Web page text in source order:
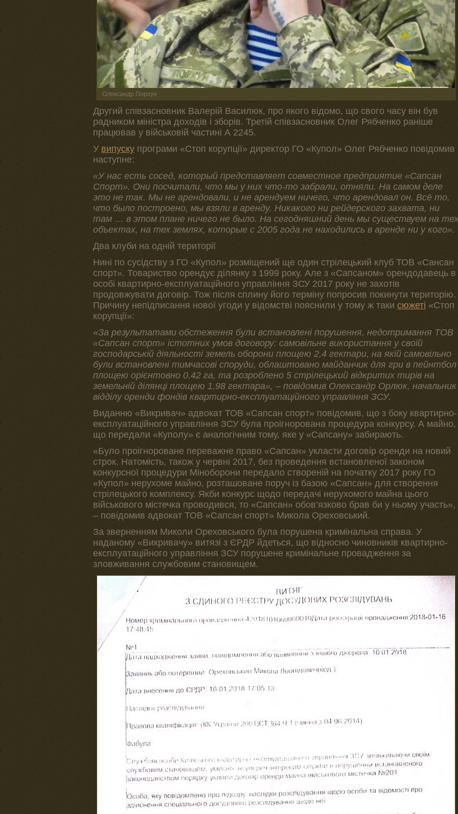
Олександр Порхун
Другий співзасновник Валерій Василюк, про якого відомо, що свого часу він був
радником міністра доходів і зборів. Третій співзасновник Олег Рябченко раніше
працював у військовій частині А 2245.
У випуску програми «Стоп корупції» директор ГО «Купол» Олег Рябченко повідомив
наступне:
«У нас есть сосед, который представляет совместное предприятие «Сапсан
Спорт». Они посчитали, что мы у них что-то забрали, отняли. На самом деле
это не так. Мы не арендовали, и не арендуем ничего, что арендовал он. Всё то,
что было построено, мы взяли в аренду. Никакого ни рейдерского захвата, ни
там … в этом плане ничего не было. На сегодняшний день мы существуем на тех
объектах, на тех землях, которые с 2005 года не находились в аренде ни у кого».
Два клуби на одній території
Нині по сусідству з ГО «Купол» розміщений ще один стрілецький клуб ТОВ «Сансан
спорт». Товариство орендує ділянку з 1999 року. Але з «Сапсаном» орендодавець в
особі квартирно-експлуатаційного управління ЗСУ 2017 року не захотів
продовжувати договір. Тож після сплину його терміну попросив покинути територію.
Причину непідписання нової угоди у відомстві пояснили у тому ж таки сюжеті «Стоп
корупції»:
«За результатами обстеження були встановлені порушення, недотримання ТОВ
«Сапсан спорт» істотних умов договору: самовільне використання у своїй
господарській діяльності земель оборони площею 2,4 гектари, на якій самовільно
були встановлені тимчасові споруди, облаштовано майданчик для гри в пейнтбол
площею орієнтовно 0,42 га, та розроблено 5 стрілецький відкритих тирів на
земельній ділянці площею 1,98 гектара», – повідомив Олександр Орлюк, начальник
відділу оренди фондів квартирно-експлуатаційного управління ЗСУ.
Виданню «Викривач» адвокат ТОВ «Сапсан спорт» повідомив, що з боку квартирно-
експлуатаційного управління ЗСУ була проігнорована процедура конкурсу. А майно,
що передали «Куполу» є аналогічним тому, яке у «Сапсану» забирають.
«Було проігнороване переважне право «Сапсан» укласти договір оренди на новий
строк. Натомість, також у червні 2017, без проведення встановленої законом
конкурсної процедури Міноборони передало створеній на початку 2017 року ГО
«Купол» нерухоме майно, розташоване поруч із базою «Сапсан» для створення
стрілецького комплексу. Якби конкурс щодо передачі нерухомого майна цього
військового містечка проводився, то «Сапсан» обов’язково брав би у ньому участь»,
– повідомив адвокат ТОВ «Сапсан спорт» Микола Ореховський.
За зверненням Миколи Ореховського була порушена кримінальна справа. У
наданому «Викривачу» витязі з ЄРДР йдеться, що відносно чиновників квартирно-
експлуатаційного управління ЗСУ порушене кримінальне провадження за
зловживання службовим становищем.